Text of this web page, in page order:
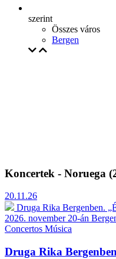
szerint
Összes város
Bergen
Koncertek - Noruega
20.11.26
Druga Rika Bergenben.
2026. november 20-án
Concertos Música
Druga Rika